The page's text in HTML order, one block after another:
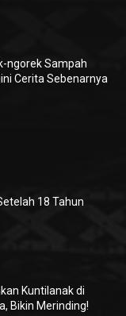
ngorek Sampah
Cerita Sebenarnya
18 Tahun
Kuntilanak di
Bikin Merinding!